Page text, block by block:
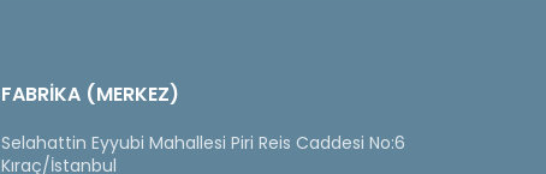
FABRİKA (MERKEZ)
Selahattin Eyyubi Mahallesi Piri Reis Caddesi No:6
Kıraç/İstanbul